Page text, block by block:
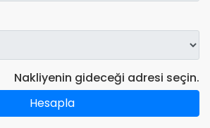
Nakliyenin gideceği adresi seçin.
Hesapla